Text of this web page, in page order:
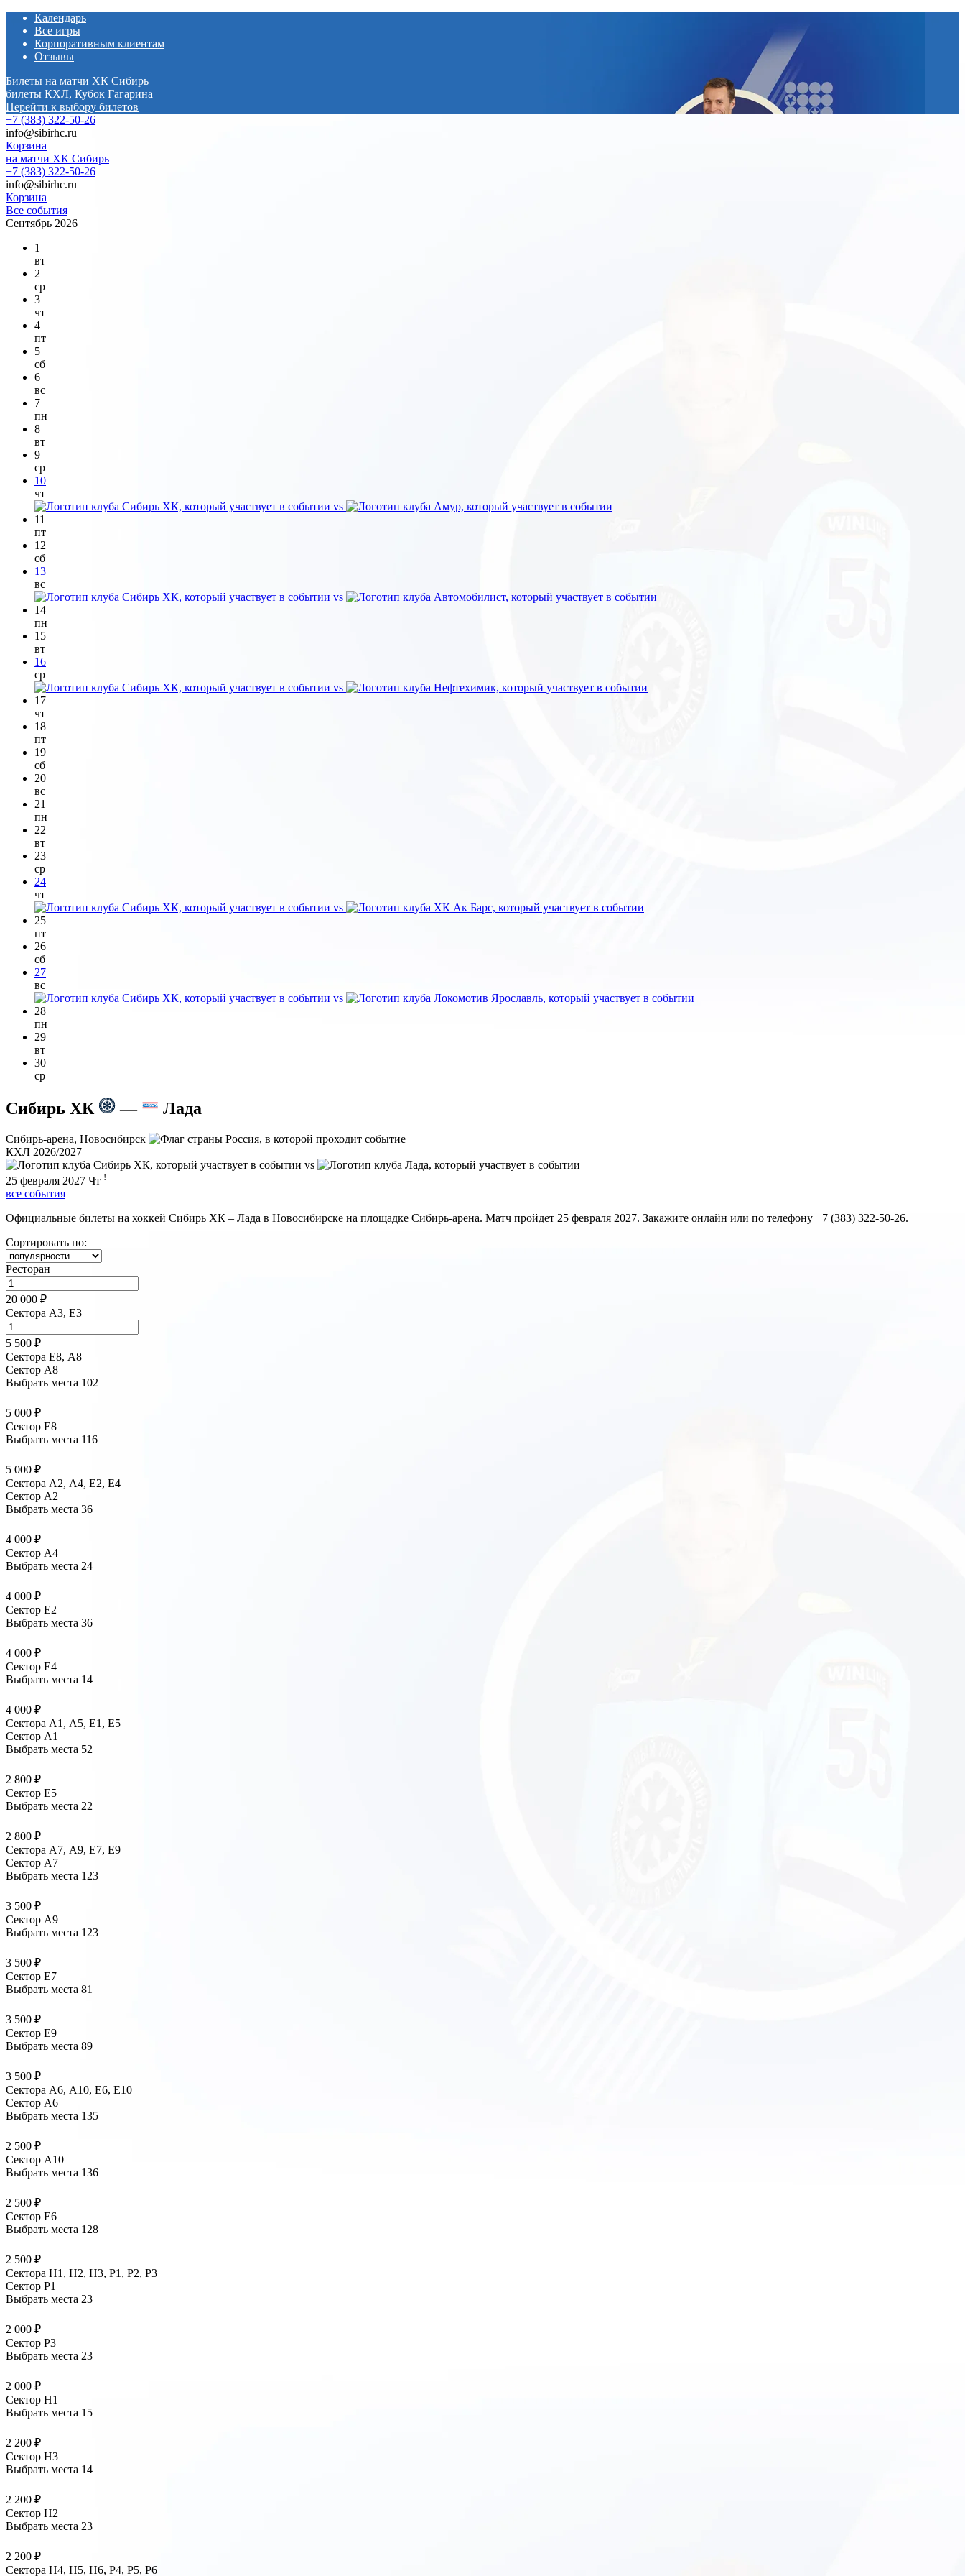
Календарь
Все игры
Корпоративным клиентам
Отзывы
Билеты на матчи ХК Сибирь
билеты КХЛ, Кубок Гагарина
Перейти к выбору билетов
+7 (383) 322-50-26
info@sibirhc.ru
Корзина
на матчи ХК Сибирь
+7 (383) 322-50-26
info@sibirhc.ru
Корзина
Все события
Сентябрь 2026
1
вт
2
ср
3
чт
4
пт
5
сб
6
вс
7
пн
8
вт
9
ср
10
чт
vs
11
пт
12
сб
13
вс
vs
14
пн
15
вт
16
ср
vs
17
чт
18
пт
19
сб
20
вс
21
пн
22
вт
23
ср
24
чт
vs
25
пт
26
сб
27
вс
vs
28
пн
29
вт
30
ср
Сибирь ХК — Лада
Сибирь-арена, Новосибирск
КХЛ 2026/2027
vs
25 февраля 2027 Чт !
все события
Официальные билеты на хоккей Сибирь ХК – Лада в Новосибирске на площадке Сибирь-арена. Матч пройдет 25 февраля 2027. Закажите онлайн или по телефону +7 (383) 322-50-26.
Сортировать по:
Ресторан
20 000 ₽
Сектора A3, E3
5 500 ₽
Сектора Е8, А8
Сектор A8
Выбрать места 102
5 000 ₽
Сектор E8
Выбрать места 116
5 000 ₽
Сектора А2, А4, Е2, Е4
Сектор A2
Выбрать места 36
4 000 ₽
Сектор A4
Выбрать места 24
4 000 ₽
Сектор E2
Выбрать места 36
4 000 ₽
Сектор E4
Выбрать места 14
4 000 ₽
Сектора А1, А5, Е1, Е5
Сектор A1
Выбрать места 52
2 800 ₽
Сектор E5
Выбрать места 22
2 800 ₽
Сектора А7, А9, Е7, Е9
Сектор A7
Выбрать места 123
3 500 ₽
Сектор A9
Выбрать места 123
3 500 ₽
Сектор E7
Выбрать места 81
3 500 ₽
Сектор E9
Выбрать места 89
3 500 ₽
Сектора А6, А10, Е6, Е10
Сектор A6
Выбрать места 135
2 500 ₽
Сектор A10
Выбрать места 136
2 500 ₽
Сектор E6
Выбрать места 128
2 500 ₽
Сектора Н1, Н2, Н3, Р1, Р2, Р3
Сектор P1
Выбрать места 23
2 000 ₽
Сектор P3
Выбрать места 23
2 000 ₽
Сектор H1
Выбрать места 15
2 200 ₽
Сектор H3
Выбрать места 14
2 200 ₽
Сектор H2
Выбрать места 23
2 200 ₽
Сектора Н4, Н5, Н6, Р4, Р5, Р6